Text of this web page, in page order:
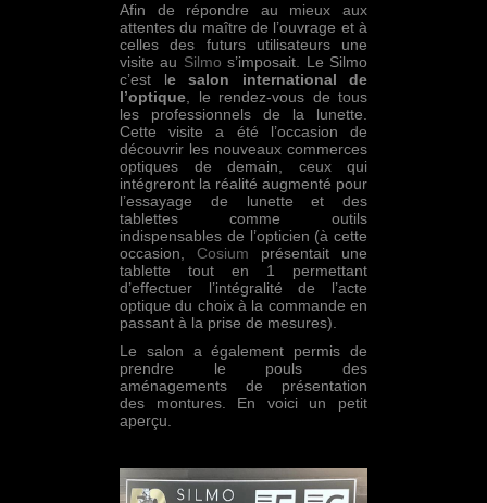
Afin de répondre au mieux aux
attentes du maître de l’ouvrage et à
celles des futurs utilisateurs une
visite au Silmos’imposait. Le Silmo
c’est le salon international de
l’optique , le rendez-vous de tous
les professionnels de la lunette.
Cette visite a été l’occasion de
découvrir les nouveaux commerces
optiques de demain, ceux qui
intégreront la réalité augmenté pour
l’essayage de lunette et des
tablettes comme outils
indispensables de l’opticien (à cette
occasion, Cosium présentait une
tablette tout en 1 permettant
d’effectuer l’intégralité de l’acte
optique du choix à la commande en
passant à la prise de mesures).
Le salon a également permis de
prendre le pouls des
aménagements de présentation
des montures. En voici un petit
aperçu.